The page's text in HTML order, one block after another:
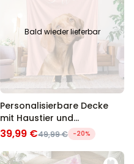
Bald wieder lieferbar
Personalisierbare Decke
mit Haustier und
Hintergrund
39,99 €49,99 € -20%